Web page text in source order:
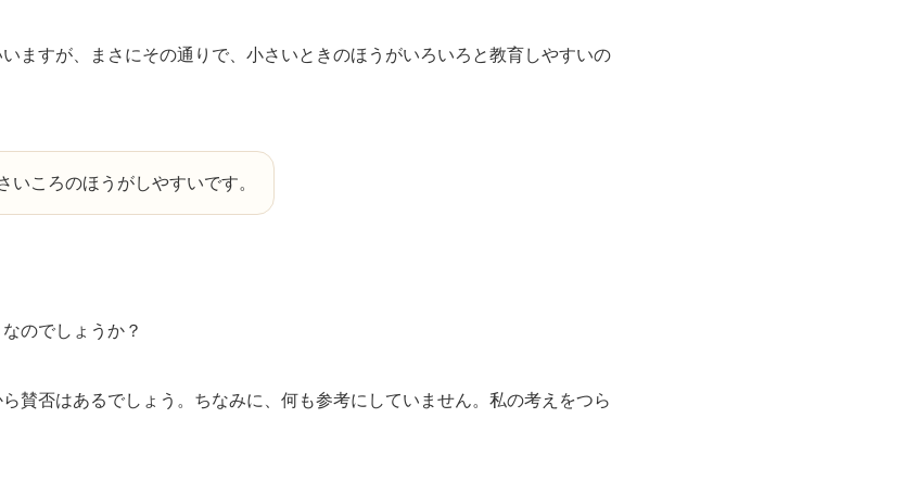
いますが、まさにその通りで、小さいときのほうがいろいろと教育しやすいの
いころのほうがしやすいです。
のでしょうか？
賛否はあるでしょう。ちなみに、何も参考にしていません。私の考えをつら